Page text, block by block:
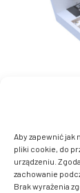
Aby zapewnić
pliki cookie, do
urządzeniu.
zachowanie
Brak wyrażenia